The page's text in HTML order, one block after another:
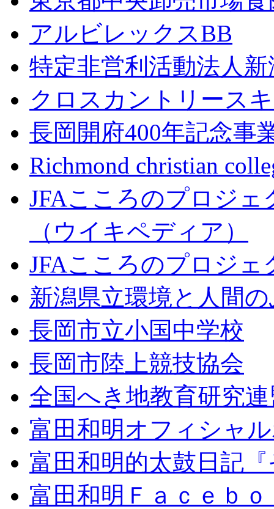
アルビレックスBB
特定非営利活動法人
クロスカントリース
長岡開府400年記念事
Richmond christian
JFAこころのプロジ
（ウイキペディア）
JFAこころのプロジ
新潟県立環境と人間
長岡市立小国中学校
長岡市陸上競技協会
全国へき地教育研究
富田和明オフィシャ
富田和明的太鼓日記
富田和明Ｆａｃｅｂｏ